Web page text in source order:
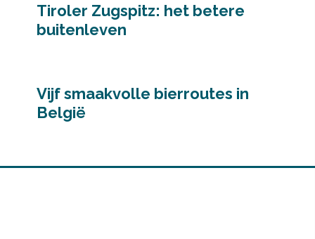
Tiroler Zugspitz: het betere
buitenleven
Vijf smaakvolle bierroutes in
België